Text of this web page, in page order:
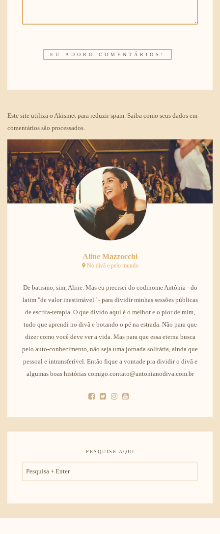
Este site utiliza o Akismet para reduzir spam. Saiba como seus dados em
comentários são processados
Aline Mazzocchi
No divã e pelo mundo
De batismo, sim, Aline. Mas eu precisei do codinome Antônia - do
latim "de valor inestimável" - para dividir minhas sessões públicas
de escrita-terapia. O que divido aqui é o melhor e o pior de mim,
tudo que aprendi no divã e botando o pé na estrada. Não para que
dizer como você deve ver a vida. Mas para que essa eterna busca
pelo auto-conhecimento, não seja uma jornada solitária, ainda que
pessoal e intransferível. Então fique a vontade pra dividir o divã e
algumas boas histórias comigo.contato@antonianodiva.com.br
PESQUISE AQUI